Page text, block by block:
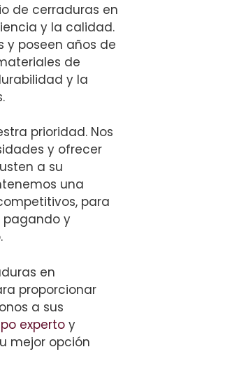
de cerraduras en
y la calidad.
y poseen años de
de
y la
prioridad. Nos
y ofrecer
a su
una
para
pagando y
en
proporcionar
a sus
experto y
mejor opción